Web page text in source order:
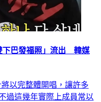
下巴發福照」流出 韓媒
以完整體開唱，讓許多
過這幾年實際上成員常以